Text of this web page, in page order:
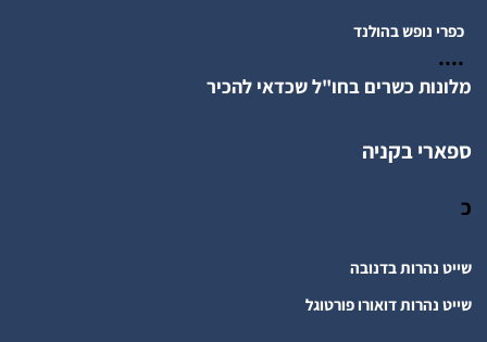
כפרי נופש בהולנד
....
מלונות כשרים בחו"ל שכדאי להכיר
ספארי בקניה
כ
שייט נהרות בדנובה
שייט נהרות דואורו פורטוגל